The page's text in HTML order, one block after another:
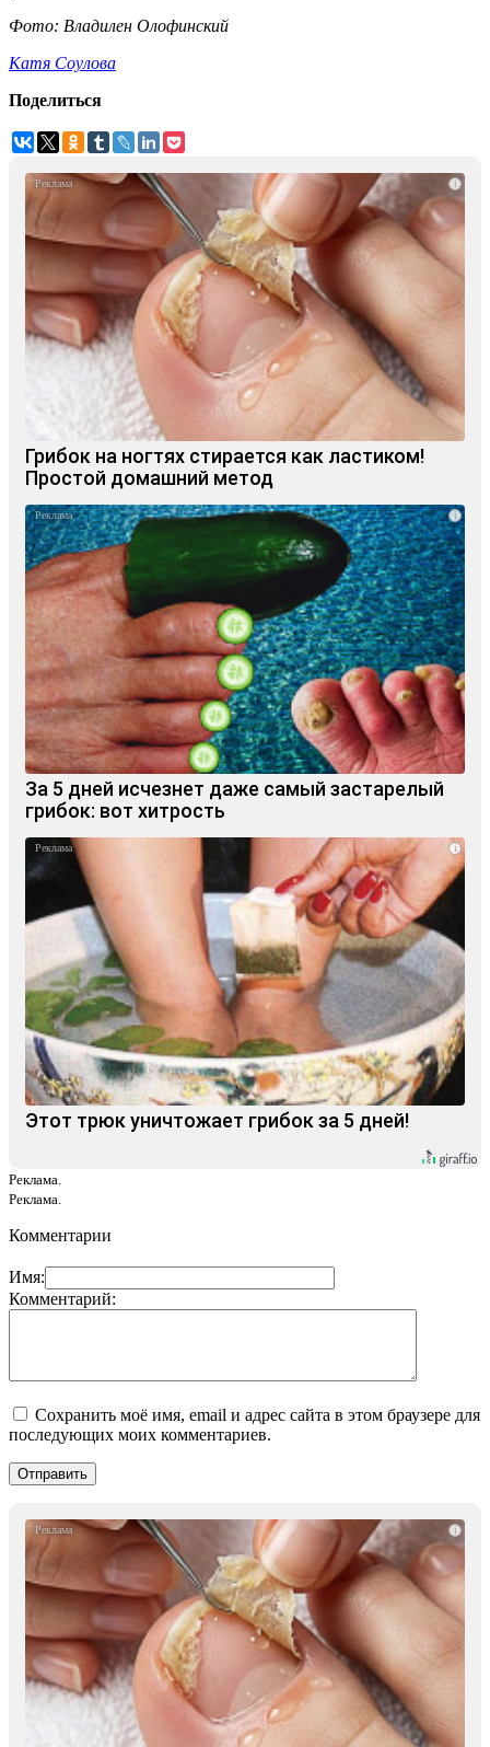
Фото: Владилен Олофинский
Катя Соулова
Поделиться
i
Грибок на ногтях стирается как ластиком!
Простой домашний метод
i
За 5 дней исчезнет даже самый застарелый
грибок: вот хитрость
i
Этот трюк уничтожает грибок за 5 дней!
Реклама.
Реклама.
Комментарии
Имя:
Комментарий:
Сохранить моё имя, email и адрес сайта в этом браузере для
последующих моих комментариев.
i